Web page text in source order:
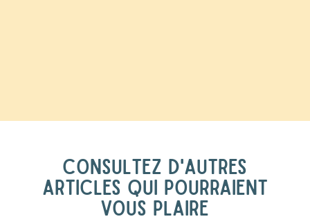
CONSULTEZ D'AUTRES
ARTICLES QUI POURRAIENT
VOUS PLAIRE